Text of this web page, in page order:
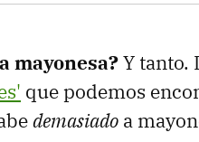
mayonesa?Y tanto.
que podemos
demasiado a